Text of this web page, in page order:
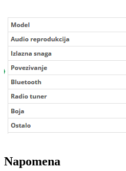
Napomena